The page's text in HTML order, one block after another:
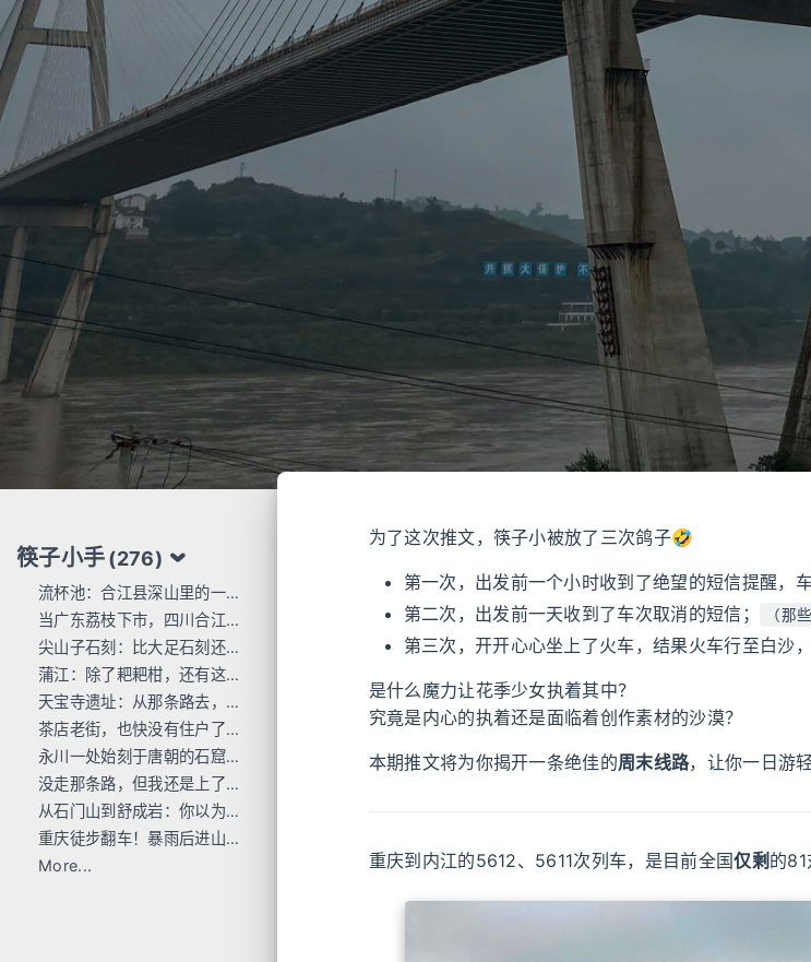
筷子小手(276)
流杯池：合江县深山里的一行东洋刻痕
当广东荔枝下市，四川合江的才刚红透
尖山子石刻：比大足石刻还早300年
蒲江：除了耙耙柑，还有这么多唐宋石刻
天宝寺遗址：从那条路去，过这座桥来
茶店老街，也快没有住户了...
永川一处始刻于唐朝的石窟，人不多 值得去
没走那条路，但我还是上了巴岳山
从石门山到舒成岩：你以为去过宝顶山就是全部的大足石刻了吗？
重庆徒步翻车！暴雨后进山，差点栽在这座小山里
More...
为了这次推文，筷子小被放了三次鸽子🤣
第一次，出发前一个小时收到了绝望的短信提醒，车
第二次，出发前一天收到了车次取消的短信；
（那
第三次，开开心心坐上了火车，结果火车行至白沙
是什么魔力让花季少女执着其中？
究竟是内心的执着还是面临着创作素材的沙漠？
本期推文将为你揭开一条绝佳的周末线路，让你一日游
重庆到内江的5612、5611次列车，是目前全国仅剩 的81